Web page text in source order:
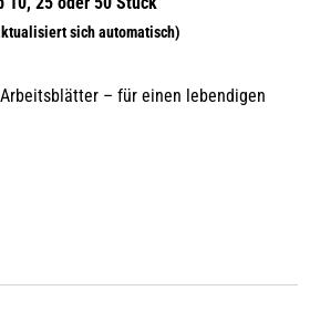
Arbeitsblätter – für einen lebendigen